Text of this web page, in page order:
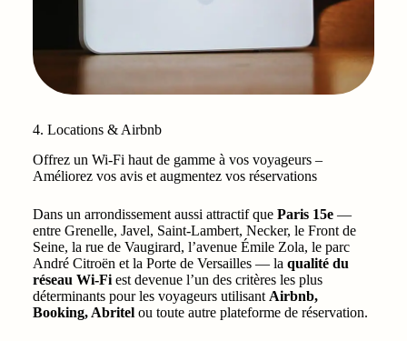
4. Locations & Airbnb
Offrez un Wi-Fi haut de gamme à vos voyageurs –
Améliorez vos avis et augmentez vos réservations
Dans un arrondissement aussi attractif que Paris 15e—
entre Grenelle, Javel, Saint-Lambert, Necker, le Front de
Seine, la rue de Vaugirard, l’avenue Émile Zola, le parc
André Citroën et la Porte de Versailles — la qualité du
réseau Wi-Fiest devenue l’un des critères les plus
déterminants pour les voyageurs utilisant Airbnb,
Booking, Abritelou toute autre plateforme de réservation.